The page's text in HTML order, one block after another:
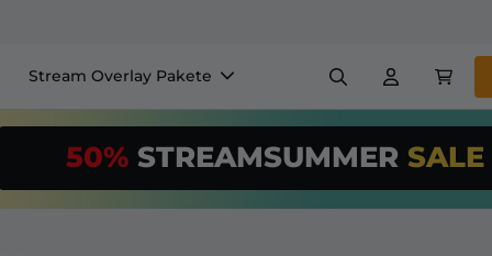
*
Stream Overlay Pakete
VTube
50% STREAMSUMMER SALE